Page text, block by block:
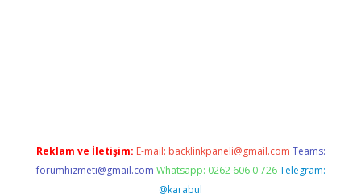
Reklam ve İletişim: E-mail: backlinkpaneli@gmail.com Teams:
forumhizmeti@gmail.com Whatsapp: 0262 606 0 726 Telegram:
@karabul